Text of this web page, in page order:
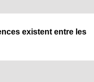
existent entre les